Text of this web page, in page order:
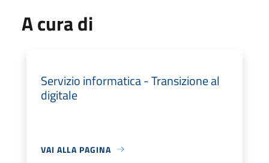
A cura di
Servizio informatica - Transizione al
digitale
VAI ALLA PAGINA